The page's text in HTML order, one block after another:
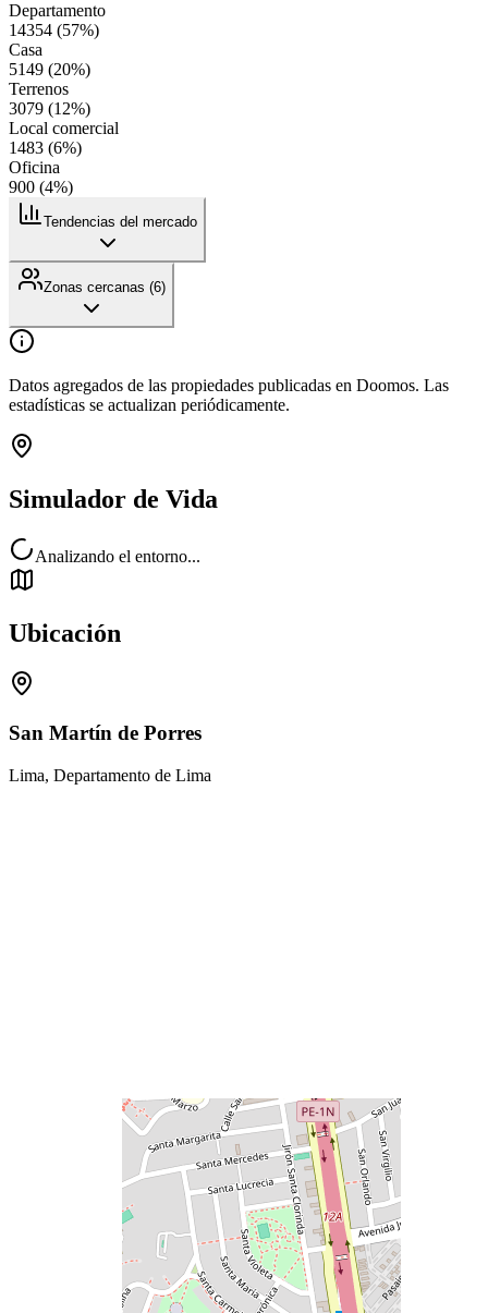
Departamento
14354 (57%)
Casa
5149 (20%)
Terrenos
3079 (12%)
Local comercial
1483 (6%)
Oficina
900 (4%)
Tendencias del mercado
Zonas cercanas (6)
Datos agregados de las propiedades publicadas en Doomos. Las
estadísticas se actualizan periódicamente.
Simulador de Vida
Analizando el entorno...
Ubicación
San Martín de Porres
Lima, Departamento de Lima